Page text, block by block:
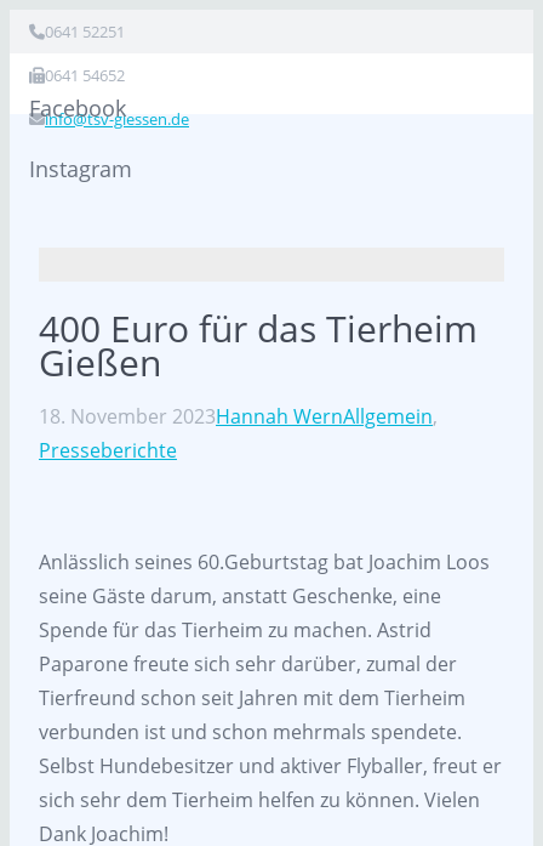
0641 52251
0641 54652
info@tsv-giessen.de
Facebook
Instagram
400 Euro für das Tierheim
Gießen
18. November 2023Hannah WernAllgemein,
Presseberichte
Anlässlich seines 60.Geburtstag bat Joachim Loos
seine Gäste darum, anstatt Geschenke, eine
Spende für das Tierheim zu machen. Astrid
Paparone freute sich sehr darüber, zumal der
Tierfreund schon seit Jahren mit dem Tierheim
verbunden ist und schon mehrmals spendete.
Selbst Hundebesitzer und aktiver Flyballer, freut er
sich sehr dem Tierheim helfen zu können. Vielen
Dank Joachim!